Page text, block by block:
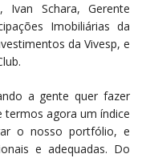
Ivan Schara, Gerente
Imobiliárias da
da Vivesp, e
a gente quer fazer
termos agora um índice
o nosso portfólio, e
e adequadas. Do